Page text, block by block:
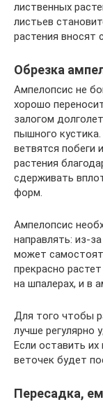
лиственных
листьев
растения вносят
Обрезка
Ампелопсис не
хорошо
залогом
пышного
ветвятся побеги
растения
сдерживать
форм.
Ампелопсис
направлять: из-
может
прекрасно
на шпалерах, и в
Для того чтобы
лучше регулярно
Если оставить
веточек будет
Пересадка,